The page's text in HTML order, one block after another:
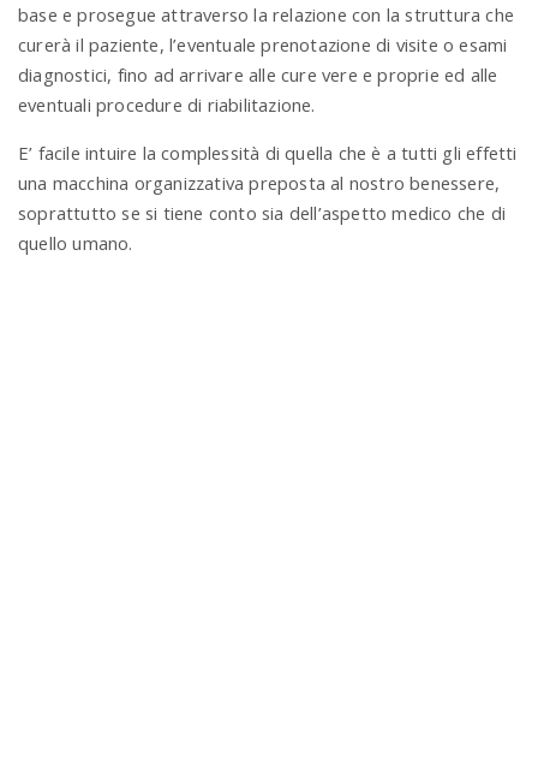
base e prosegue attraverso la relazione con la struttura che
curerà il paziente, l’eventuale prenotazione di visite o esami
diagnostici, fino ad arrivare alle cure vere e proprie ed alle
eventuali procedure di riabilitazione.
E’ facile intuire la complessità di quella che è a tutti gli effetti
una macchina organizzativa preposta al nostro benessere,
soprattutto se si tiene conto sia dell’aspetto medico che di
quello umano.